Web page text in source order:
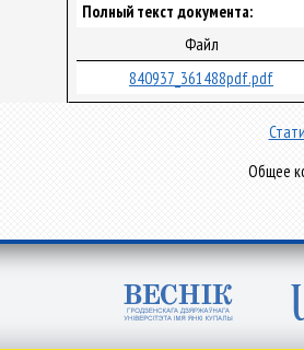
Полный текст документа:
Файл
840937_361488pdf.pdf
Общее